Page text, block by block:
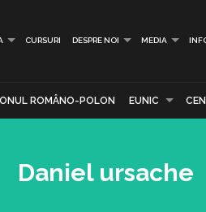
CURSURI DESPRE NOI MEDIA
ROMÂNO-POLON EUNIC
Daniel ursache